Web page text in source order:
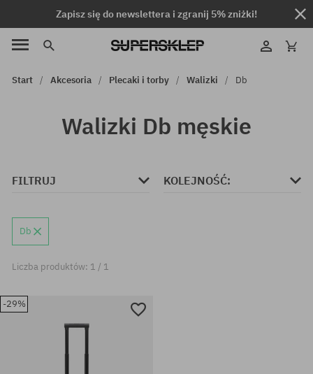
Zapisz się do newslettera i zgranij 5% zniżki!
Start Akcesoria Plecaki i torby Walizki Db
Walizki Db męskie
FILTRUJ KOLEJNOŚĆ:
Db
Liczba produktów: 1 / 1
-29%